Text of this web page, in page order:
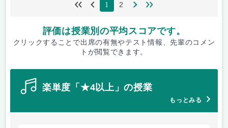
1 2
評価は授業別の平均スコアです。
クリックすることで出席の有無やテスト情報、先輩のコメン
トが閲覧できます。
楽単度「★4以上」の授業
もっとみる